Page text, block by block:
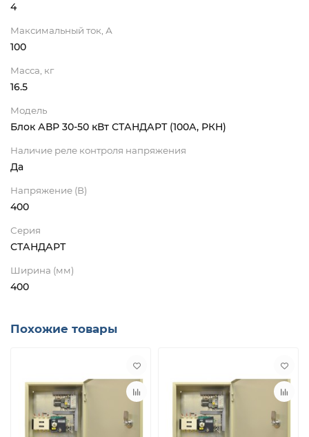
4
Максимальный ток, А
100
Масса, кг
16.5
Модель
Блок АВР 30-50 кВт СТАНДАРТ (100А, РКН)
Наличие реле контроля напряжения
Да
Напряжение (В)
400
Серия
СТАНДАРТ
Ширина (мм)
400
Похожие товары